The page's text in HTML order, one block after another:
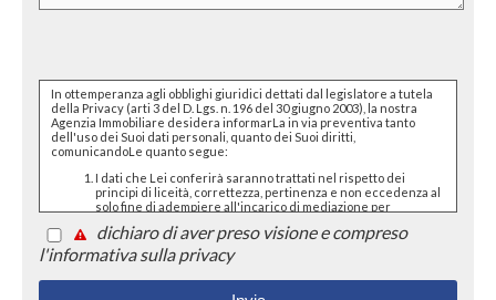
In ottemperanza agli obblighi giuridici dettati dal legislatore a tutela
della Privacy (arti 3 del D. Lgs. n. 196 del 30 giugno 2003), la nostra
Agenzia Immobiliare desidera informarLa in via preventiva tanto
dell'uso dei Suoi dati personali, quanto dei Suoi diritti,
comunicandoLe quanto segue:
I dati che Lei conferirà saranno trattati nel rispetto dei
principi di liceità, correttezza, pertinenza e non eccedenza al
solo fine di adempiere all'incarico di mediazione per
interesse; in ogni caso saranno conservati per un periodo di
tempo non superiore a quello strettamente necessario al
conseguimento della finalità medesima;
Il conferimento dei dati è obbligatorio per dare corso ai
rapporto negoziale citato ed il mancato conferimento
dichiaro di aver preso visione e compreso
l'informativa sulla privacy